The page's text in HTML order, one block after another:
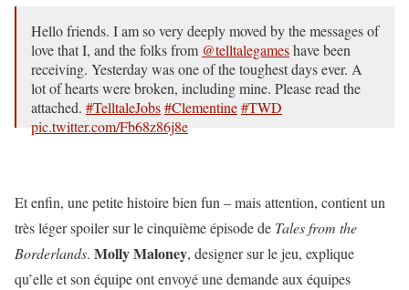
Hello friends. I am so very deeply moved by the messages of
love that I, and the folks from @telltalegameshave been
receiving. Yesterday was one of the toughest days ever. A
lot of hearts were broken, including mine. Please read the
attached. #TelltaleJobs#Clementine#TWD
pic.twitter.com/Fb68z86j8e
Et enfin, une petite histoire bien fun – mais attention, contient un
très léger spoiler sur le cinquième épisode de Tales from the
Borderlands. Molly Maloney, designer sur le jeu, explique
qu’elle et son équipe ont envoyé une demande aux équipes